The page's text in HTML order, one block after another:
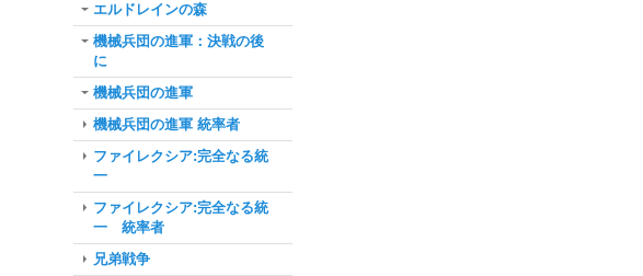
エルドレインの森
機械兵団の進軍：決戦の後
に
機械兵団の進軍
機械兵団の進軍 統率者
ファイレクシア:完全なる統
一
ファイレクシア:完全なる統
一 統率者
兄弟戦争